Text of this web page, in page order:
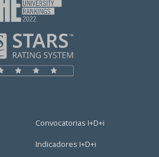
Convocatorias I+D+i
Indicadores I+D+i